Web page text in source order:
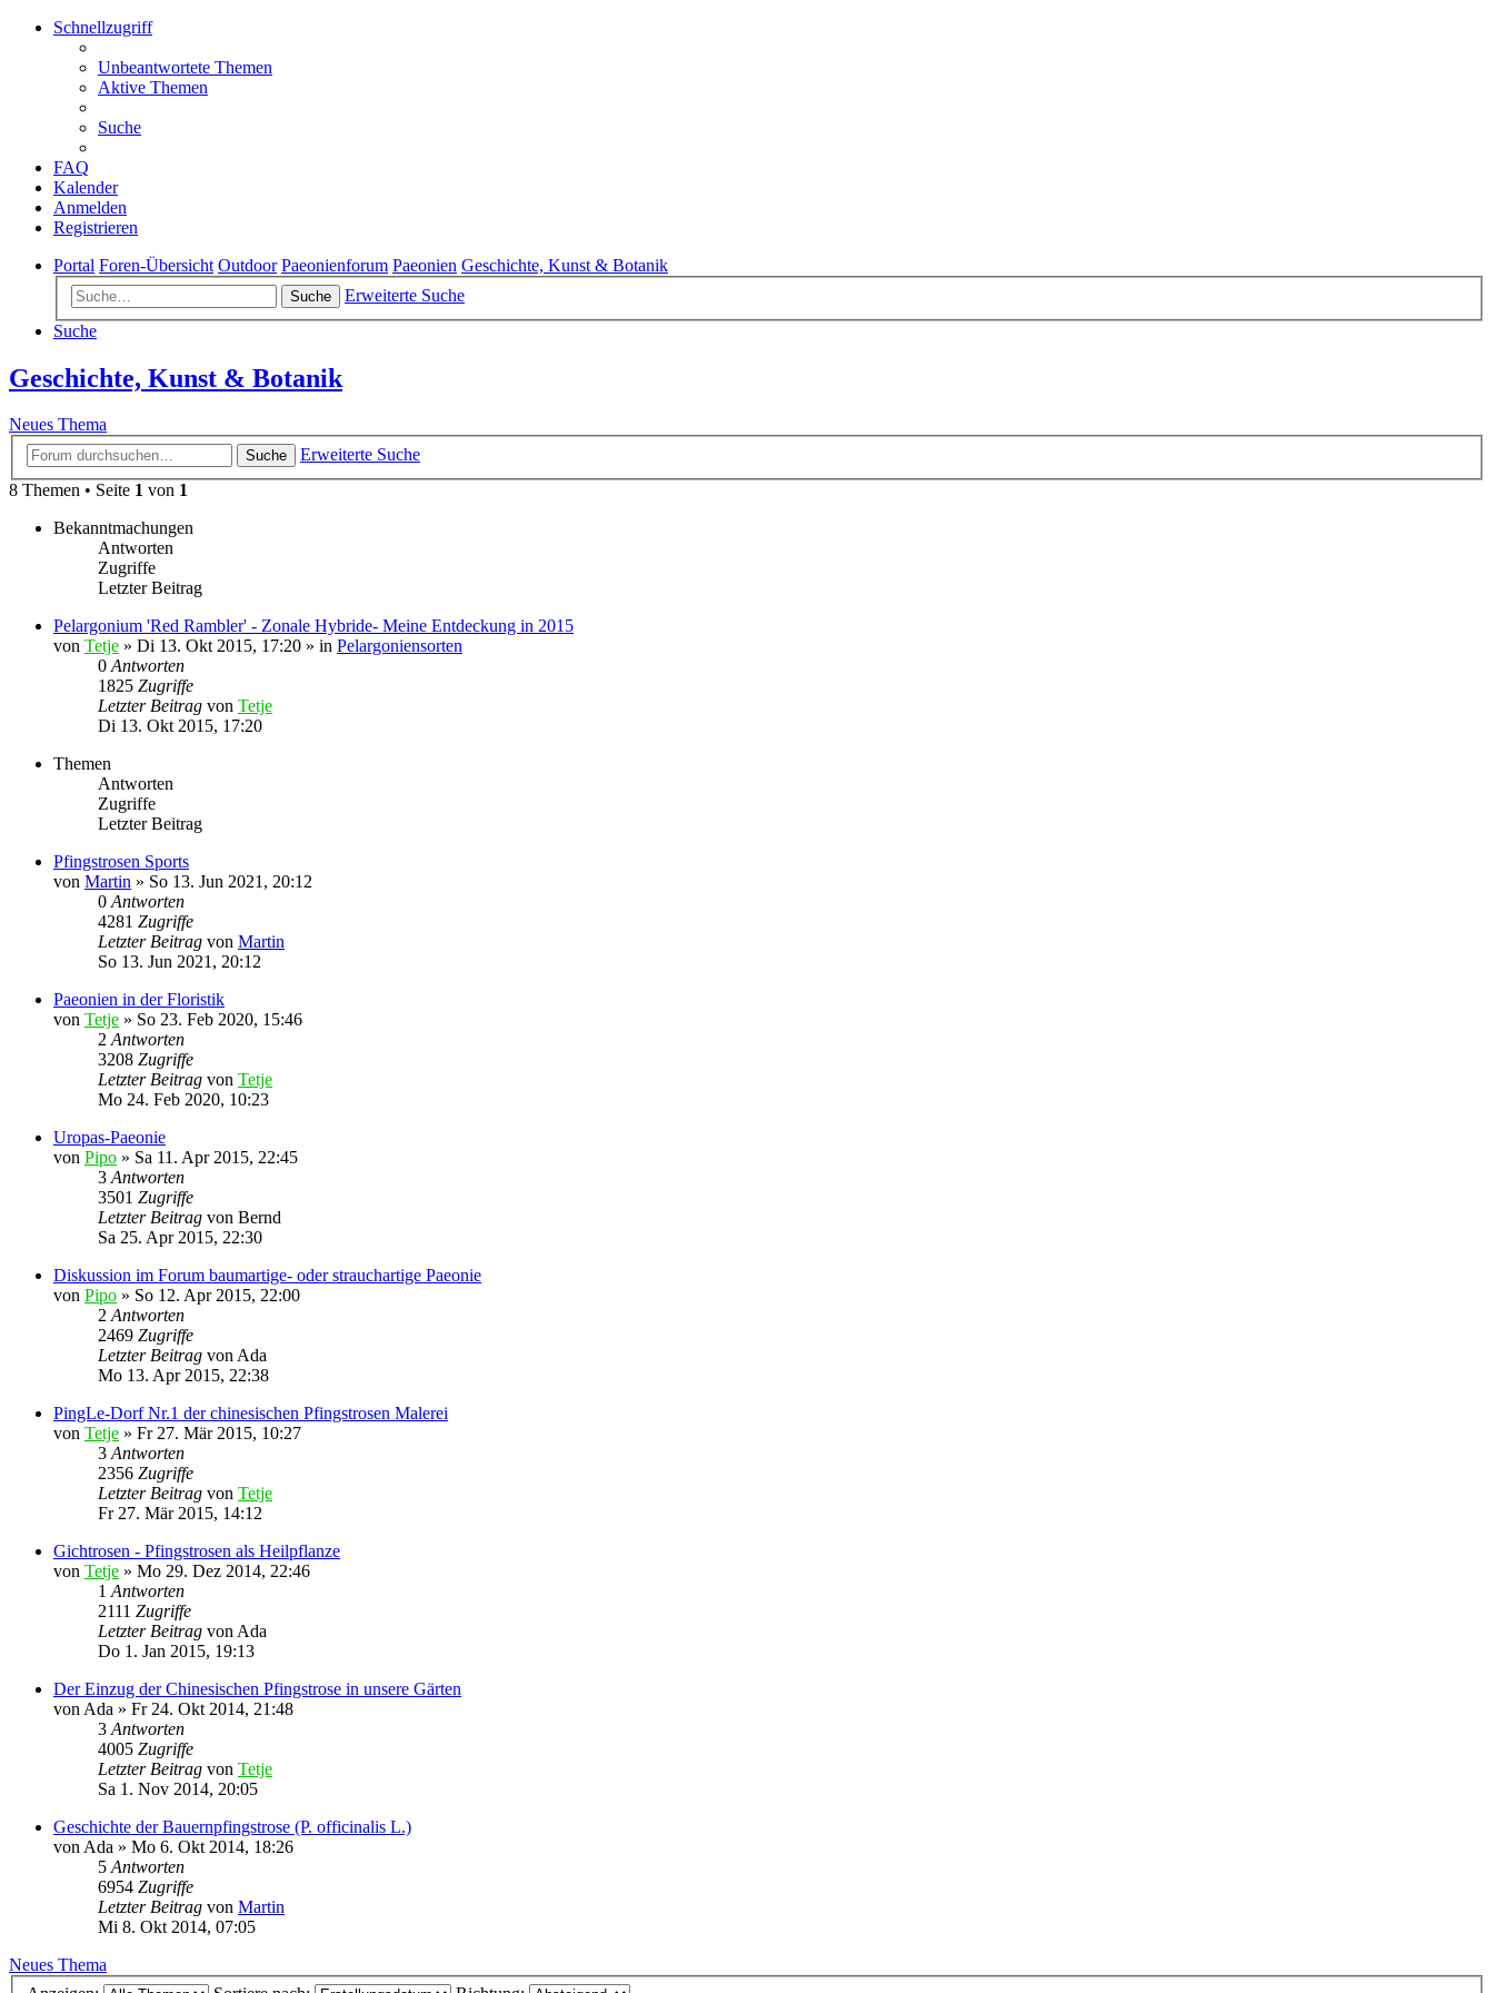
Schnellzugriff
Unbeantwortete Themen
Aktive Themen
Suche
FAQ
Kalender
Anmelden
Registrieren
Portal Foren-Übersicht Outdoor Paeonienforum Paeonien Geschichte, Kunst & Botanik
Suche
Erweiterte Suche
Suche
Geschichte, Kunst & Botanik
Neues Thema
Suche
Erweiterte Suche
8 Themen • Seite 1 von 1
Bekanntmachungen
Antworten
Zugriffe
Letzter Beitrag
Pelargonium 'Red Rambler' - Zonale Hybride- Meine Entdeckung in 2015
von Tetje » Di 13. Okt 2015, 17:20 » in Pelargoniensorten
0 Antworten
1825 Zugriffe
Letzter Beitrag von Tetje
Di 13. Okt 2015, 17:20
Themen
Antworten
Zugriffe
Letzter Beitrag
Pfingstrosen Sports
von Martin » So 13. Jun 2021, 20:12
0 Antworten
4281 Zugriffe
Letzter Beitrag von Martin
So 13. Jun 2021, 20:12
Paeonien in der Floristik
von Tetje » So 23. Feb 2020, 15:46
2 Antworten
3208 Zugriffe
Letzter Beitrag von Tetje
Mo 24. Feb 2020, 10:23
Uropas-Paeonie
von Pipo » Sa 11. Apr 2015, 22:45
3 Antworten
3501 Zugriffe
Letzter Beitrag von Bernd
Sa 25. Apr 2015, 22:30
Diskussion im Forum baumartige- oder strauchartige Paeonie
von Pipo » So 12. Apr 2015, 22:00
2 Antworten
2469 Zugriffe
Letzter Beitrag von Ada
Mo 13. Apr 2015, 22:38
PingLe-Dorf Nr.1 der chinesischen Pfingstrosen Malerei
von Tetje » Fr 27. Mär 2015, 10:27
3 Antworten
2356 Zugriffe
Letzter Beitrag von Tetje
Fr 27. Mär 2015, 14:12
Gichtrosen - Pfingstrosen als Heilpflanze
von Tetje » Mo 29. Dez 2014, 22:46
1 Antworten
2111 Zugriffe
Letzter Beitrag von Ada
Do 1. Jan 2015, 19:13
Der Einzug der Chinesischen Pfingstrose in unsere Gärten
von Ada » Fr 24. Okt 2014, 21:48
3 Antworten
4005 Zugriffe
Letzter Beitrag von Tetje
Sa 1. Nov 2014, 20:05
Geschichte der Bauernpfingstrose (P. officinalis L.)
von Ada » Mo 6. Okt 2014, 18:26
5 Antworten
6954 Zugriffe
Letzter Beitrag von Martin
Mi 8. Okt 2014, 07:05
Neues Thema